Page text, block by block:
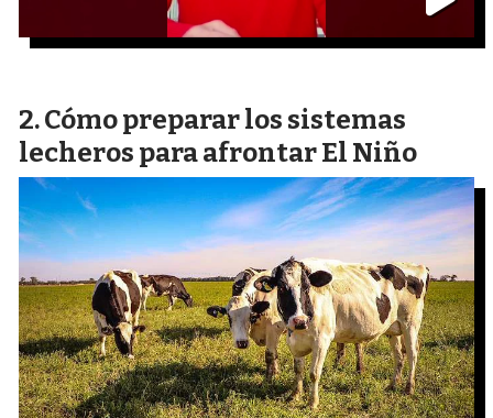
Cómo preparar los sistemas
lecheros para afrontar El Niño